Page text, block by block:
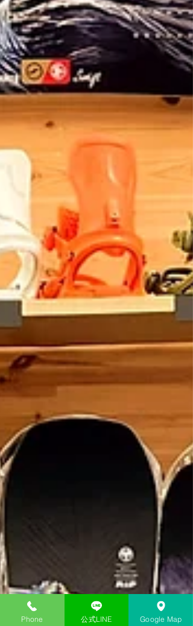
登場、
Phone 公式LINE Google Map